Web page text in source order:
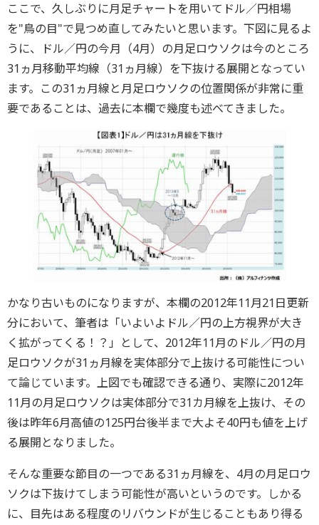
ここで、久しぶりに月足チャートを用いてドル／円相場
を"鳥の目"で見つめ直してみたいと思います。下図に見るよ
うに、ドル／円の今月（4月）の月足ロウソクは今のところ
31ヵ月移動平均線（31ヵ月線）を下抜ける展開となってい
ます。この31ヵ月線と月足ロウソクの位置関係が非常に重
要であることは、過去に本欄で幾度も述べてきました。
かなり古いものになりますが、本欄の2012年11月21日更新
分において、筆者は「いよいよドル／円の上方視界が大き
く拡がってくる！？」として、2012年11月のドル／円の月
足ロウソクが31ヵ月線を実体部分で上抜ける可能性につい
て論じています。上図でも確認できる通り、実際に2012年
11月の月足ロウソクは実体部分で31カ月線を上抜け、その
後は昨年6月高値の125円台後半まで大よそ40円も値を上げ
る展開となりました。
そんな重要な節目の一つである31ヵ月線を、4月の月足ロウ
ソクは下抜けてしまう可能性が高いというのです。しかる
に、目先はある程度のリバウンドが生じることもあり得る